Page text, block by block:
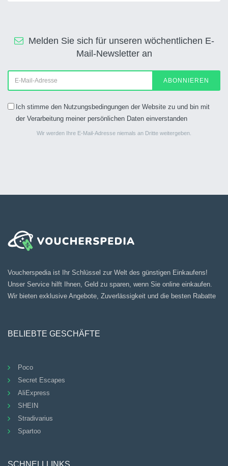
Melden Sie sich für unseren wöchentlichen E-
Mail-Newsletter an
ABONNIEREN
Ich stimme den Nutzungsbedingungen der Website zu und bin mit
der Verarbeitung meiner persönlichen Daten einverstanden
Wir werden Ihre E-Mail-Adresse niemals an Dritte weitergeben.
Voucherspedia ist Ihr Schlüssel zur Welt des günstigen Einkaufens!
Unser Service hilft Ihnen, Geld zu sparen, wenn Sie online einkaufen.
Wir bieten exklusive Angebote, Zuverlässigkeit und die besten Rabatte
BELIEBTE GESCHÄFTE
Poco
Secret Escapes
AliExpress
SHEIN
Stradivarius
Spartoo
SCHNELLLINKS